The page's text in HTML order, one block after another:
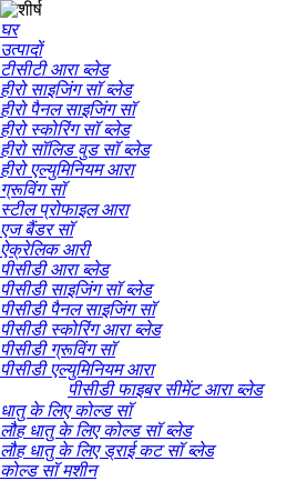
घर
उत्पादों
टीसीटी आरा ब्लेड
हीरो साइजिंग सॉ ब्लेड
हीरो पैनल साइजिंग सॉ
हीरो स्कोरिंग सॉ ब्लेड
हीरो सॉलिड वुड सॉ ब्लेड
हीरो एल्युमिनियम आरा
ग्रूविंग सॉ
स्टील प्रोफाइल आरा
एज बैंडर सॉ
ऐक्रेलिक आरी
पीसीडी आरा ब्लेड
पीसीडी साइजिंग सॉ ब्लेड
पीसीडी पैनल साइजिंग सॉ
पीसीडी स्कोरिंग आरा ब्लेड
पीसीडी ग्रूविंग सॉ
पीसीडी एल्युमिनियम आरा
पीसीडी फाइबर सीमेंट आरा ब्लेड
धातु के लिए कोल्ड सॉ
लौह धातु के लिए कोल्ड सॉ ब्लेड
लौह धातु के लिए ड्राई कट सॉ ब्लेड
कोल्ड सॉ मशीन